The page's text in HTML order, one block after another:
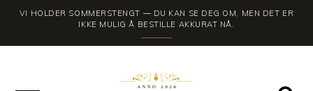
VI HOLDER SOMMERSTENGT — DU KAN SE DEG OM, MEN DET ER
IKKE MULIG Å BESTILLE AKKURAT NÅ.